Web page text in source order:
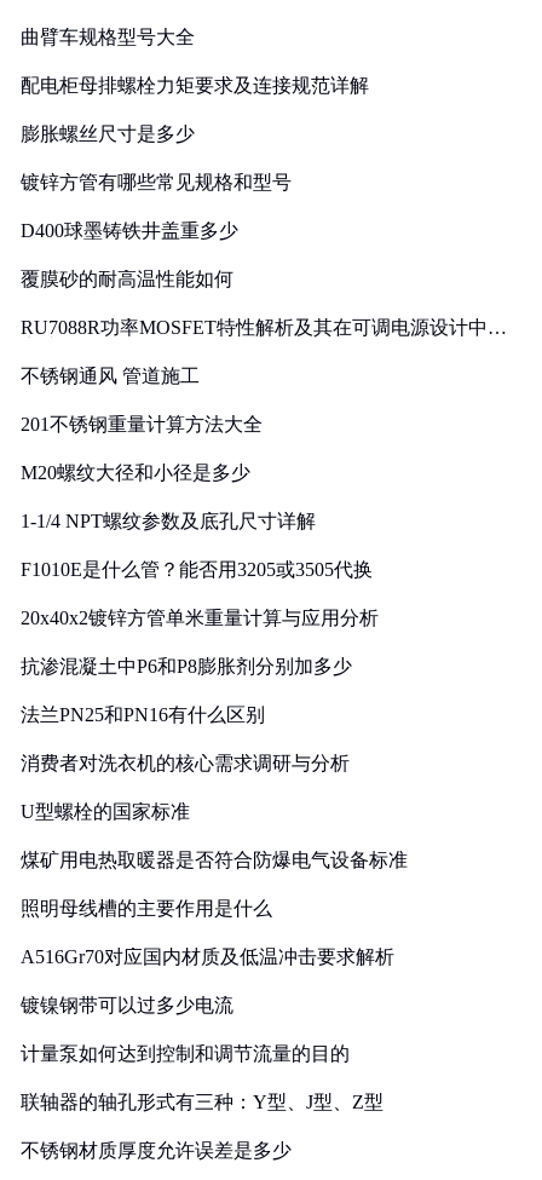
曲臂车规格型号大全
配电柜母排螺栓力矩要求及连接规范详解
膨胀螺丝尺寸是多少
镀锌方管有哪些常见规格和型号
D400球墨铸铁井盖重多少
覆膜砂的耐高温性能如何
RU7088R功率MOSFET特性解析及其在可调电源设计中的
不锈钢通风 管道施工
201不锈钢重量计算方法大全
M20螺纹大径和小径是多少
1-1/4 NPT螺纹参数及底孔尺寸详解
F1010E是什么管？能否用3205或3505代换
20x40x2镀锌方管单米重量计算与应用分析
抗渗混凝土中P6和P8膨胀剂分别加多少
法兰PN25和PN16有什么区别
消费者对洗衣机的核心需求调研与分析
U型螺栓的国家标准
煤矿用电热取暖器是否符合防爆电气设备标准
照明母线槽的主要作用是什么
A516Gr70对应国内材质及低温冲击要求解析
镀镍钢带可以过多少电流
计量泵如何达到控制和调节流量的目的
联轴器的轴孔形式有三种：Y型、J型、Z型
不锈钢材质厚度允许误差是多少